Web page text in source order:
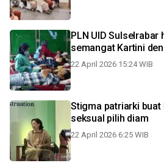
PLN UID
semangat Kartini
22 April 2026 15:24 WIB
Stigma patriarki
seksual pilih diam
22 April 2026 6:25 WIB